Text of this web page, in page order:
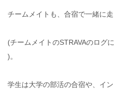
チームメイトも、合宿で一緒に
(チームメイトのSTRAVAのログ
)。
学生は大学の部活の合宿や、イ